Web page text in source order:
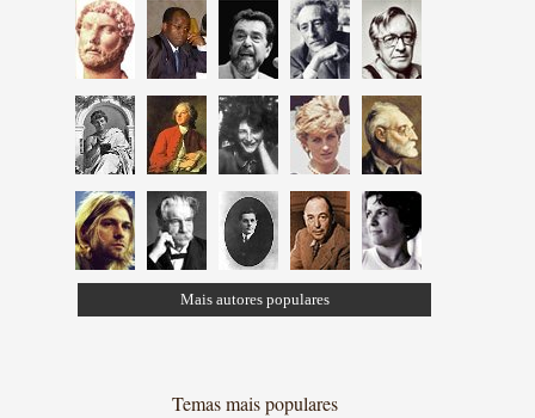
Mais autores populares
Temas mais populares